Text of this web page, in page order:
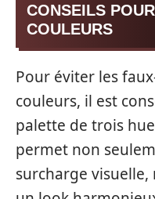
CONSEILS
COULEURS
Pour éviter les
couleurs, il est
palette de trois
permet non
surcharge